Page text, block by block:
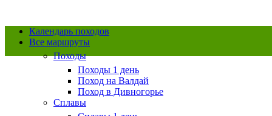
Календарь походов
Все маршруты
Походы
Походы 1 день
Поход на Валдай
Поход в Дивногорье
Сплавы
Распродано
Просмотр видео